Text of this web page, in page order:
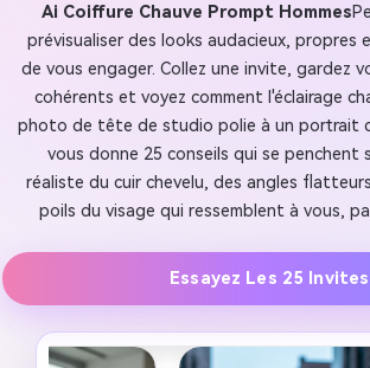
Ai Coiffure Chauve Prompt Hommes
prévisualiser des looks audacieux, propres
de vous engager. Collez une invite, gardez
cohérents et voyez comment l'éclairage
photo de tête de studio polie à un portrait
vous donne 25 conseils qui se penchent
réaliste du cuir chevelu, des angles
poils du visage qui ressemblent à vous,
Essayez Les 25 Invites